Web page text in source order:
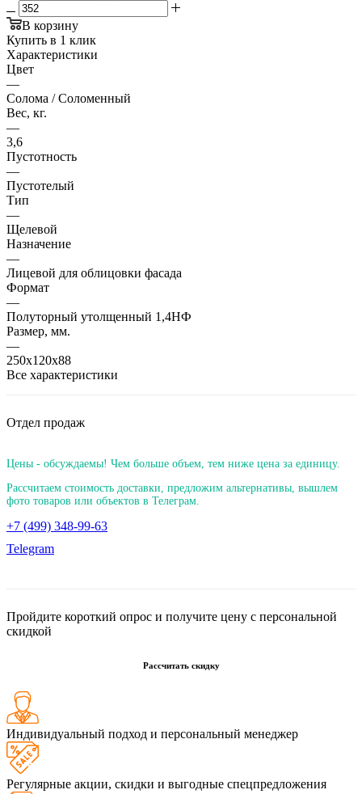
В корзину
Купить в 1 клик
Характеристики
Цвет
—
Солома / Соломенный
Вес, кг.
—
3,6
Пустотность
—
Пустотелый
Тип
—
Щелевой
Назначение
—
Лицевой для облицовки фасада
Формат
—
Полуторный утолщенный 1,4НФ
Размер, мм.
—
250х120х88
Все характеристики
Отдел продаж
Цены - обсуждаемы! Чем больше объем, тем ниже цена за единицу.
Рассчитаем стоимость доставки, предложим альтернативы, вышлем
фото товаров или объектов в Телеграм.
+7 (499) 348-99-63
Telegram
Пройдите короткий опрос и получите цену с персональной
скидкой
Рассчитать скидку
Индивидуальный подход и персональный менеджер
Регулярные акции, скидки и выгодные спецпредложения